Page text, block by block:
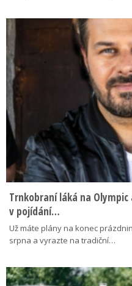
Trnkobraní láká na
v pojídání…
Už máte plány na konec
srpna a vyrazte na tradiční…